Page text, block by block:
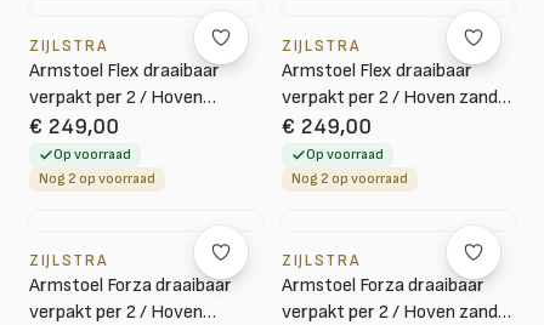
ZIJLSTRA
Armstoel Flex draaibaar
verpakt per 2 / Hoven
champagne-bruin
€ 249,00
Op voorraad
Nog 2 op voorraad
ZIJLSTRA
Armstoel Flex draaibaar
verpakt per 2 / Hoven zand-
bruin
€ 249,00
Op voorraad
Nog 2 op voorraad
ZIJLSTRA
Armstoel Forza draaibaar
verpakt per 2 / Hoven
ZIJLSTRA
Armstoel Forza draaibaar
verpakt per 2 / Hoven zand-